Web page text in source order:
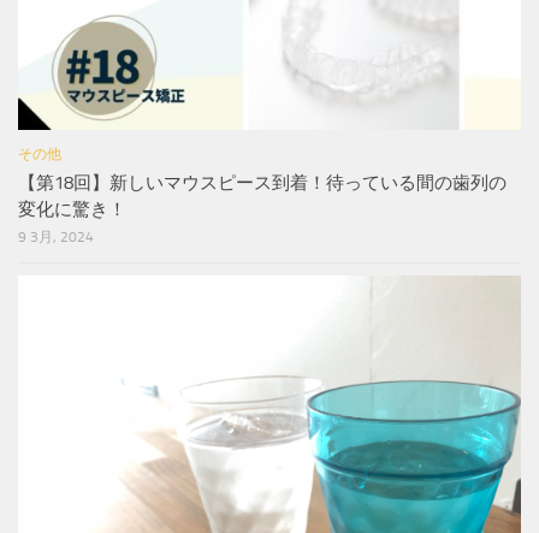
その他
【第18回】新しいマウスピース到着！待っている間の歯列の
変化に驚き！
9 3月, 2024